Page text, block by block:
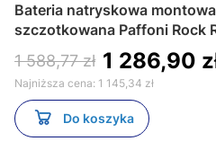
Bateria natryskowa
szczotkowana Paffoni Rock
1 588,77 zł 1 286,90
Najniższa cena: 1 145,34 zł
Do koszyka